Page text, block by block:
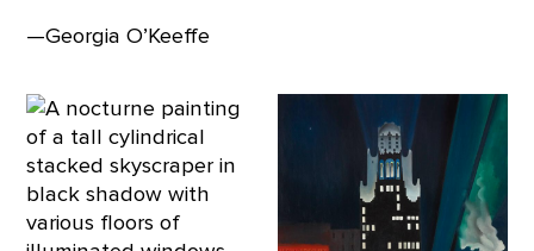
—Georgia O’Keeffe